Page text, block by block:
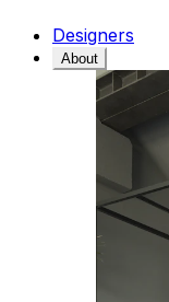
Designers
About